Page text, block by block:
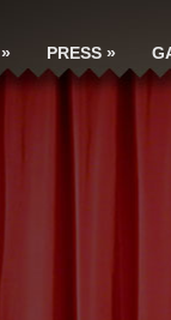
» PRESS »